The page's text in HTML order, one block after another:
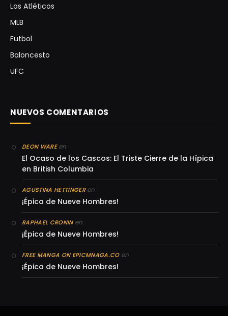
Los Atléticos
MLB
Futbol
Baloncesto
UFC
NUEVOS COMENTARIOS
DEON WAREen
El Ocaso de los Cascos: El Triste Cierre de la Hípica
en British Columbia
AGUSTINA HETTINGERen
¡Épica de Nueve Hombres!
RAPHAEL CRONINen
¡Épica de Nueve Hombres!
FREE MANGA ON EPICMNAGA.COen
¡Épica de Nueve Hombres!